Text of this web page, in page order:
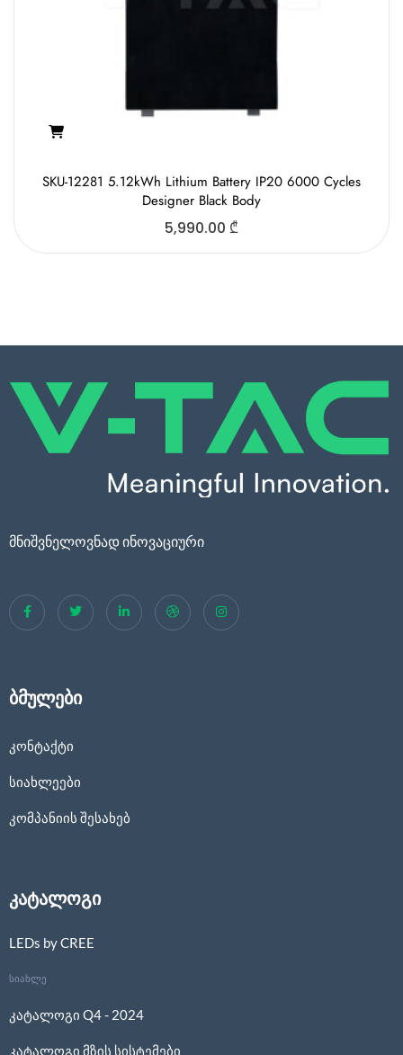
SKU-12281 5.12kWh Lithium Battery IP20 6000 Cycles
Designer Black Body
5,990.00 ₾
მნიშვნელოვნად ინოვაციური
ბმულები
კონტაქტი
სიახლეები
კომპანიის შესახებ
კატალოგი
LEDs by CREE
სიახლე
კატალოგი Q4 - 2024
კატალოგი მზის სისტემები